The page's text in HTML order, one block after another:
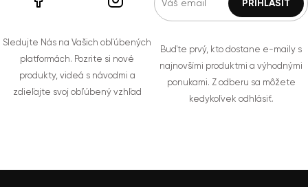
Sledujte Nás na Vašich obľúbených
platformách. Pozrite si nové
produkty, videá s návodmi a
zdieľajte svoj obľúbený vzhľad
Buďte prvý, kto dostane e-maily s
najnovšími produktmi a výhodnými
ponukami. Z odberu sa môžete
kedykoľvek odhlásiť.